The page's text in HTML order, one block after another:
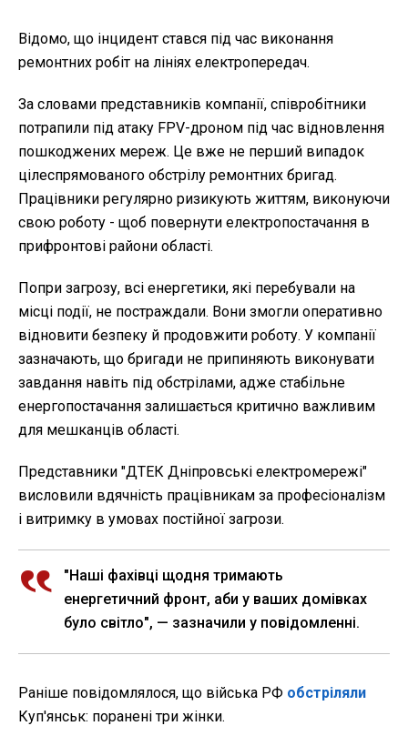
Відомо, що інцидент стався під час виконання
ремонтних робіт на лініях електропередач.
За словами представників компанії, співробітники
потрапили під атаку FPV-дроном під час відновлення
пошкоджених мереж. Це вже не перший випадок
цілеспрямованого обстрілу ремонтних бригад.
Працівники регулярно ризикують життям, виконуючи
свою роботу - щоб повернути електропостачання в
прифронтові райони області.
Попри загрозу, всі енергетики, які перебували на
місці події, не постраждали. Вони змогли оперативно
відновити безпеку й продовжити роботу. У компанії
зазначають, що бригади не припиняють виконувати
завдання навіть під обстрілами, адже стабільне
енергопостачання залишається критично важливим
для мешканців області.
Представники "ДТЕК Дніпровські електромережі"
висловили вдячність працівникам за професіоналізм
і витримку в умовах постійної загрози.
"Наші фахівці щодня тримають
енергетичний фронт, аби у ваших домівках
було світло", — зазначили у повідомленні.
Раніше повідомлялося, що війська РФ обстріляли
Куп'янськ: поранені три жінки.